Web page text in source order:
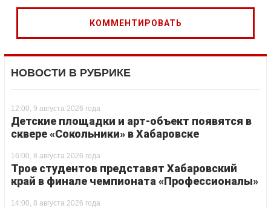
НОВОСТИ В РУБРИКЕ
12:00, 9 августа 2026 года
Детские площадки и арт-объект появятся в
сквере «Сокольники» в Хабаровске
16:00, 8 августа 2026 года
Трое студентов представят Хабаровский
край в финале чемпионата «Профессионалы»
14:00, 8 августа 2026 года